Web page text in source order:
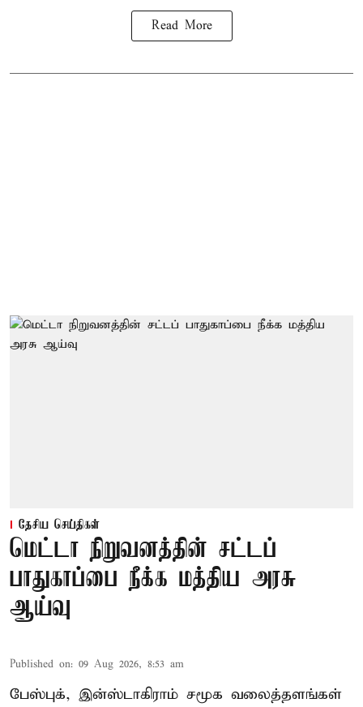
Read More
தேசிய செய்திகள்
மெட்டா நிறுவனத்தின் சட்டப்
பாதுகாப்பை நீக்க மத்திய அரசு
ஆய்வு
Published on: 09 Aug 2026, 8:53 am
பேஸ்புக், இன்ஸ்டாகிராம் சமூக வலைத்தளங்கள்